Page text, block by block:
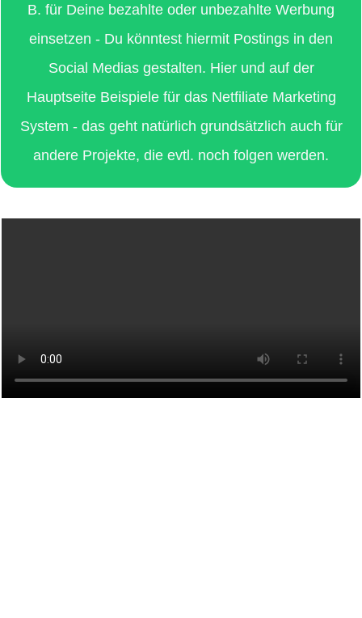
B. für Deine bezahlte oder unbezahlte Werbung
einsetzen - Du könntest hiermit Postings in den
Social Medias gestalten. Hier und auf der
Hauptseite Beispiele für das Netfiliate Marketing
System - das geht natürlich grundsätzlich auch für
andere Projekte, die evtl. noch folgen werden.